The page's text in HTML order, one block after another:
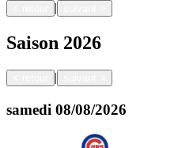
|
Saison 2026
|
samedi 08/08/2026